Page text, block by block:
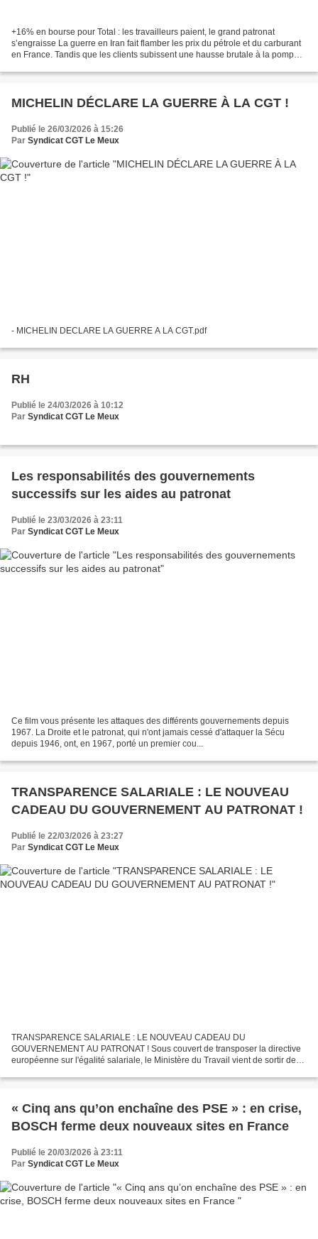
+16% en bourse pour Total : les travailleurs paient, le grand patronat
s’engraisse La guerre en Iran fait flamber les prix du pétrole et du carburant
en France. Tandis que les clients subissent une hausse brutale à la pompe,
MICHELIN DÉCLARE LA GUERRE À LA CGT !
Publié le 26/03/2026 à 15:26
Par Syndicat CGT Le Meux
- MICHELIN DECLARE LA GUERRE A LA CGT.pdf
RH
Publié le 24/03/2026 à 10:12
Par Syndicat CGT Le Meux
Les responsabilités des gouvernements
successifs sur les aides au patronat
Publié le 23/03/2026 à 23:11
Par Syndicat CGT Le Meux
Ce film vous présente les attaques des différents gouvernements depuis
1967. La Droite et le patronat, qui n'ont jamais cessé d'attaquer la Sécu
depuis 1946, ont, en 1967, porté un premier cou...
TRANSPARENCE SALARIALE : LE NOUVEAU
CADEAU DU GOUVERNEMENT AU PATRONAT !
Publié le 22/03/2026 à 23:27
Par Syndicat CGT Le Meux
TRANSPARENCE SALARIALE : LE NOUVEAU CADEAU DU
GOUVERNEMENT AU PATRONAT ! Sous couvert de transposer la directive
européenne sur l'égalité salariale, le Ministère du Travail vient de sortir de
« Cinq ans qu’on enchaîne des PSE » : en crise,
BOSCH ferme deux nouveaux sites en France
Publié le 20/03/2026 à 23:11
Par Syndicat CGT Le Meux